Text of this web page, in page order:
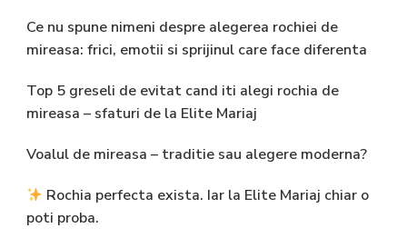
Ce nu spune nimeni despre alegerea rochiei de
mireasa: frici, emotii si sprijinul care face diferenta
Top 5 greseli de evitat cand iti alegi rochia de
mireasa – sfaturi de la Elite Mariaj
Voalul de mireasa – traditie sau alegere moderna?
Rochia perfecta exista. Iar la Elite Mariaj chiar o
poti proba.